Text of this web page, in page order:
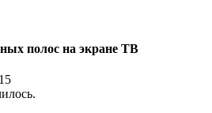
полос на экране ТВ